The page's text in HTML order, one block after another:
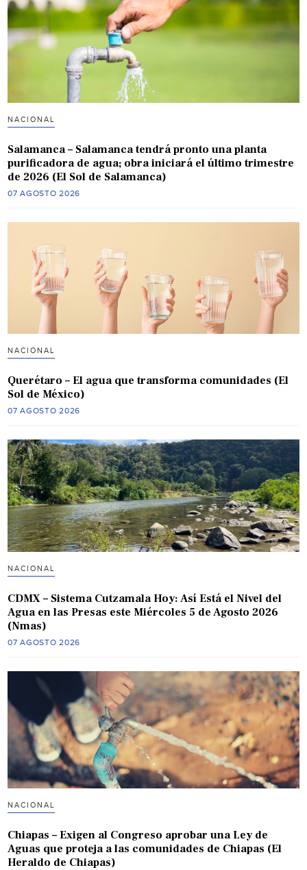
NACIONAL
Salamanca – Salamanca tendrá pronto una planta
purificadora de agua; obra iniciará el último trimestre
de 2026 (El Sol de Salamanca)
07 AGOSTO 2026
NACIONAL
Querétaro – El agua que transforma comunidades (El
Sol de México)
07 AGOSTO 2026
NACIONAL
CDMX – Sistema Cutzamala Hoy: Así Está el Nivel del
Agua en las Presas este Miércoles 5 de Agosto 2026
(Nmas)
07 AGOSTO 2026
NACIONAL
Chiapas – Exigen al Congreso aprobar una Ley de
Aguas que proteja a las comunidades de Chiapas (El
Heraldo de Chiapas)